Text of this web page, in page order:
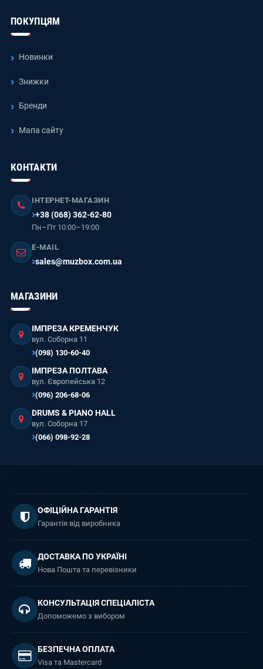
ПОКУПЦЯМ
Новинки
Знижки
Бренди
Мапа сайту
КОНТАКТИ
ІНТЕРНЕТ-МАГАЗИН
+38 (068) 362-62-80
Пн–Пт 10:00–19:00
E-MAIL
sales@muzbox.com.ua
МАГАЗИНИ
ІМПРЕЗА КРЕМЕНЧУК
вул. Соборна 11
(098) 130-60-40
ІМПРЕЗА ПОЛТАВА
вул. Європейська 12
(096) 206-68-06
DRUMS & PIANO HALL
вул. Соборна 17
(066) 098-92-28
ОФІЦІЙНА ГАРАНТІЯ
Гарантія від виробника
ДОСТАВКА ПО УКРАЇНІ
Нова Пошта та перевізники
КОНСУЛЬТАЦІЯ СПЕЦІАЛІСТА
Допоможемо з вибором
БЕЗПЕЧНА ОПЛАТА
Visa та Mastercard